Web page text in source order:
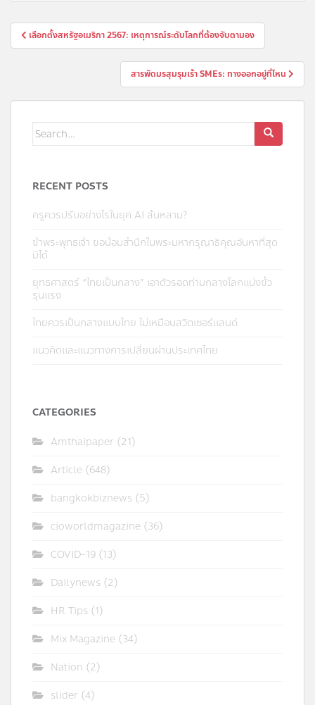
เลือกตั้งสหรัฐอเมริกา 2567: เหตุการณ์ระดับโลกที่ต้องจับตามอง
สารพัดมรสุมรุมเร้า SMEs: ทางออกอยู่ที่ไหน
RECENT POSTS
ครูควรปรับอย่างไรในยุค AI ล้นหลาม?
ข้าพระพุทธเจ้า ขอน้อมสำนึกในพระมหากรุณาธิคุณอันหาที่สุด
มิได้
ยุทธศาสตร์ “ไทยเป็นกลาง” เอาตัวรอดท่ามกลางโลกแบ่งขั้ว
รุนแรง
ไทยควรเป็นกลางแบบไทย ไม่เหมือนสวิตเซอร์แลนด์
แนวคิดและแนวทางการเปลี่ยนผ่านประเทศไทย
CATEGORIES
Amthaipaper (21)
Article (648)
bangkokbiznews (5)
cioworldmagazine (36)
COVID-19 (13)
Dailynews (2)
HR Tips (1)
Mix Magazine (34)
Nation (2)
slider (4)